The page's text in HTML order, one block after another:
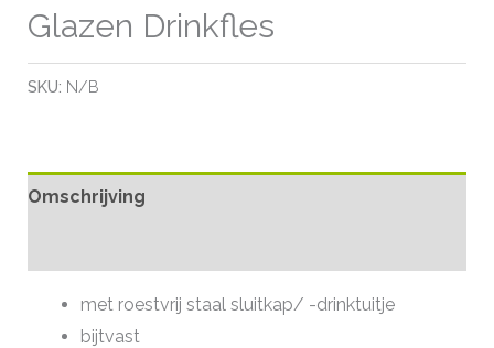
Glazen Drinkfles
SKU: N/B
Omschrijving
met roestvrij staal sluitkap/ -drinktuitje
bijtvast